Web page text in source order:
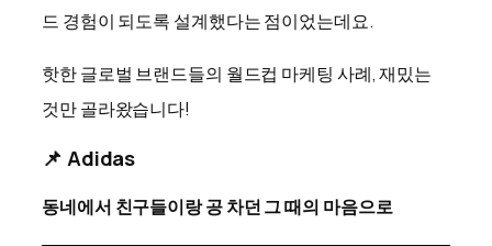
드 경험이 되도록 설계했다는 점이었는데요.
핫한 글로벌 브랜드들의 월드컵 마케팅 사례, 재밌는
것만 골라왔습니다!
📌 Adidas
동네에서 친구들이랑 공 차던 그 때의 마음으로